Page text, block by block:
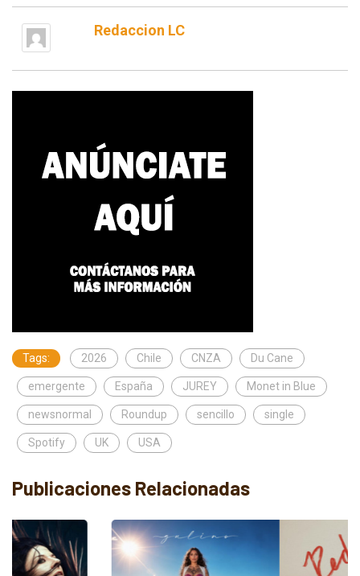
Redaccion LC
Tags: 2026 Chile CNZA Du Cane
emergente España JUREY Monet in Blue
newsnormal Roundup sencillo single
Spotify UK USA
Publicaciones Relacionadas